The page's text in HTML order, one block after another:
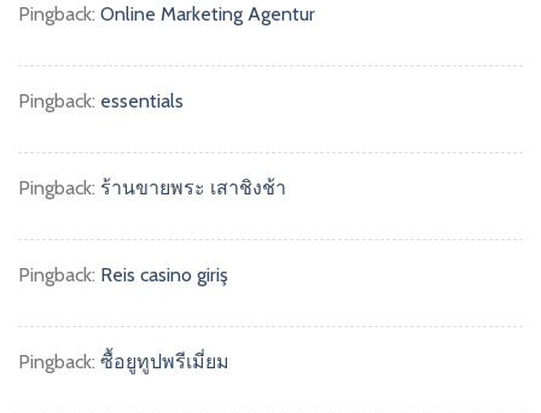
Pingback: Online Marketing Agentur
Pingback: essentials
Pingback: ร้านขายพระ เสาชิงช้า
Pingback: Reis casino giriş
Pingback: ซื้อยูทูปพรีเมี่ยม